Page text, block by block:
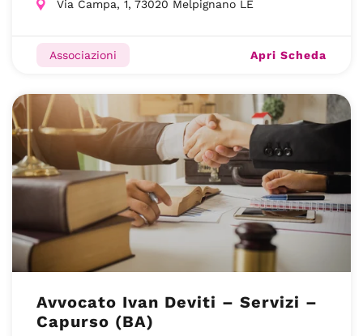
Via Campa, 1, 73020 Melpignano LE
Associazioni Apri Scheda
Avvocato Ivan Deviti – Servizi –
Capurso (BA)